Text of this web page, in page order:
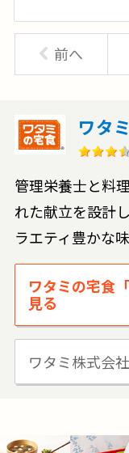
前へ
ワタ
管理栄養士と料
れた献立を設計
ラエティ豊かな
ワタミの宅食
見る
ワタミ株式会